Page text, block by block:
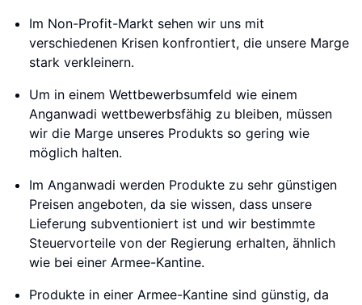
Im Non-Profit-Markt sehen wir uns mit
verschiedenen Krisen konfrontiert, die unsere Marge
stark verkleinern.
Um in einem Wettbewerbsumfeld wie einem
Anganwadi wettbewerbsfähig zu bleiben, müssen
wir die Marge unseres Produkts so gering wie
möglich halten.
Im Anganwadi werden Produkte zu sehr günstigen
Preisen angeboten, da sie wissen, dass unsere
Lieferung subventioniert ist und wir bestimmte
Steuervorteile von der Regierung erhalten, ähnlich
wie bei einer Armee-Kantine.
Produkte in einer Armee-Kantine sind günstig, da